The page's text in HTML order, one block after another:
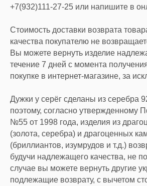
+7(932)111-27-25 или напишите в
Стоимость доставки возврата
качества покупателю не
Вы можете вернуть изделие
течение 7 дней с момента
покупке в интернет-магазине, за
Дужки у серёг сделаны из серебра
поэтому, согласно утвержденному
№55 от 1998 года, изделия из
(золота, серебра) и драгоценных
(бриллиантов, изумрудов и т.д.)
будучи надлежащего качества, не
случае вы можете вернуть другие
подлежащие возврату, с вычетом